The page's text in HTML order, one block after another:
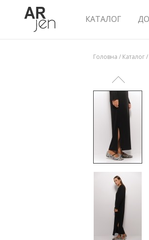
КАТАЛОГ
Головна / Каталог/